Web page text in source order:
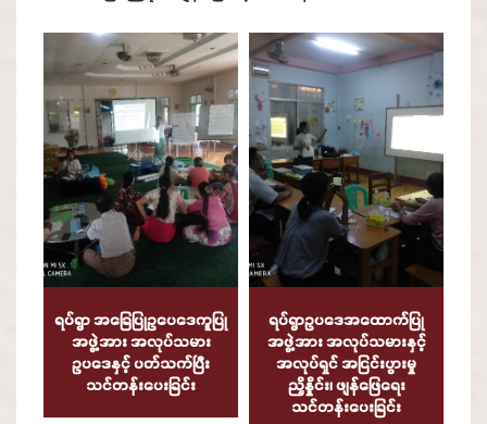
ရပ်ရွာ အခြေပြုဥပေဒေကူပြု
အဖွဲ့အား အလုပ်သမား
ဥပဒေနှင့် ပတ်သက်ပြီး
သင်တန်းပေးခြင်း
ရပ်ရွာဥပဒေအထောက်ပြု
အဖွဲ့အား အလုပ်သမားနှင့်
အလုပ်ရှင် အငြင်းပွားမှု
ညှိနှိုင်း၊ ဖျန်ဖြေရေး
သင်တန်းပေးခြင်း